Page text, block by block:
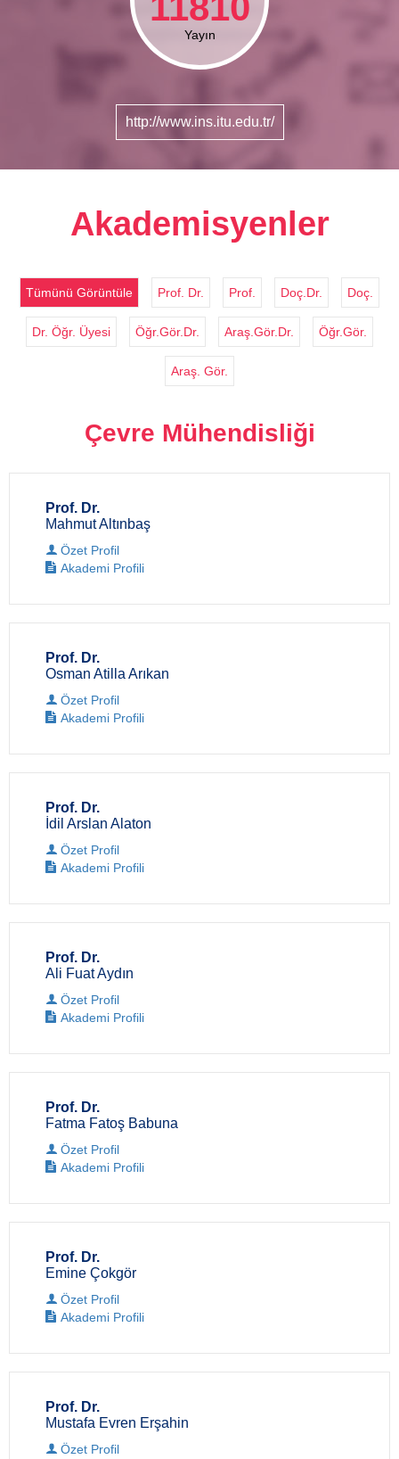
Yayın
http://www.ins.itu.edu.tr/
Akademisyenler
Tümünü Görüntüle Prof. Dr. Prof. Doç.Dr. Doç.
Dr. Öğr. Üyesi Öğr.Gör.Dr. Araş.Gör.Dr. Öğr.Gör.
Araş. Gör.
Çevre Mühendisliği
Prof. Dr.
Mahmut Altınbaş
Özet Profil
Akademi Profili
Prof. Dr.
Osman Atilla Arıkan
Özet Profil
Akademi Profili
Prof. Dr.
İdil Arslan Alaton
Özet Profil
Akademi Profili
Prof. Dr.
Ali Fuat Aydın
Özet Profil
Akademi Profili
Prof. Dr.
Fatma Fatoş Babuna
Özet Profil
Akademi Profili
Prof. Dr.
Emine Çokgör
Özet Profil
Akademi Profili
Prof. Dr.
Mustafa Evren Erşahin
Özet Profil